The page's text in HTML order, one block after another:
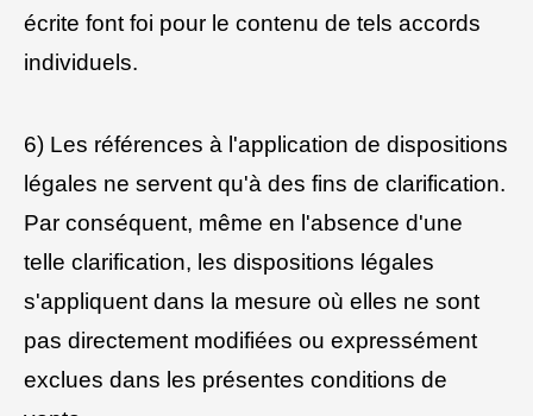
écrite font foi pour le contenu de tels accords
individuels.
6) Les références à l'application de dispositions
légales ne servent qu'à des fins de clarification.
Par conséquent, même en l'absence d'une
telle clarification, les dispositions légales
s'appliquent dans la mesure où elles ne sont
pas directement modifiées ou expressément
exclues dans les présentes conditions de